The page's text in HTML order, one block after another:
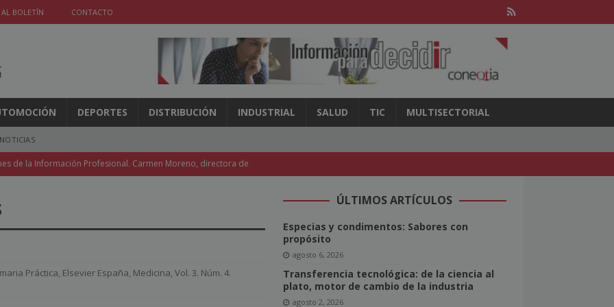
AL BOLETÍN CONTACTO
DEPORTES DISTRIBUCIÓN INDUSTRIAL SALUD TIC MULTISECTORIAL
NOTICIAS
de la Información Profesional. Carmen Moreno, directora de
de la FIPP vuelve a Madrid y Coneqtia invita a un representante
acceso a la IA en las aulas
NOTICIAS
Práctica, Elsevier España, Medicina, Vol. 3. Núm. 4.
ÚLTIMOS ARTÍCULOS
Especias y condimentos: Sabores con
propósito
agosto 6, 2026
Transferencia tecnológica: de la ciencia al
plato, motor de cambio de la industria
agosto 2, 2026